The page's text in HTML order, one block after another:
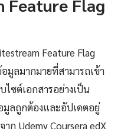
Feature Flag
Feature Flag
มูลมากมายที่สามารถเข้า
ไซต์เอกสารอย่างเป็น
มูลถูกต้องและอัปเดตอยู่
ก Udemy Coursera edX